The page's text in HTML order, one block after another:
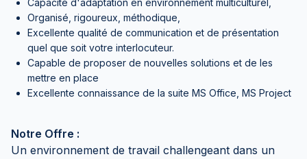
Capacité d'adaptation en environnement multiculturel,
Organisé, rigoureux, méthodique,
Excellente qualité de communication et de présentation
quel que soit votre interlocuteur.
Capable de proposer de nouvelles solutions et de les
mettre en place
Excellente connaissance de la suite MS Office, MS Project
Notre Offre :
Un environnement de travail challengeant dans un